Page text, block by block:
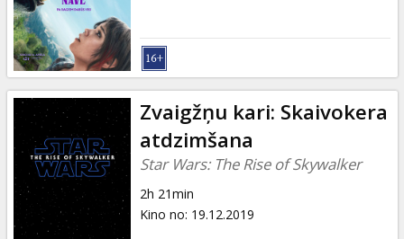
Zvaigžņu kari: Skaivokera
atdzimšana
Star Wars: The Rise of Skywalker
2h 21min
Kino no: 19.12.2019